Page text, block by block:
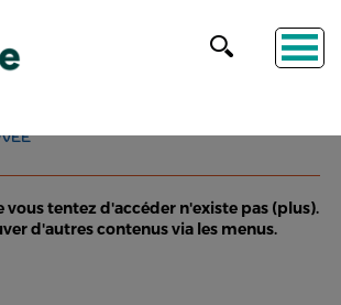
vous tentez d'accéder n'existe pas (plus).
d'autres contenus via les menus.